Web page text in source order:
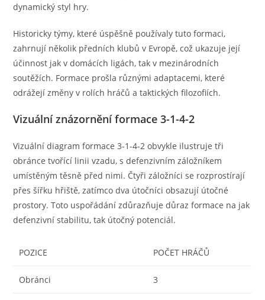
dynamický styl hry.
Historicky týmy, které úspěšně používaly tuto formaci,
zahrnují několik předních klubů v Evropě, což ukazuje její
účinnost jak v domácích ligách, tak v mezinárodních
soutěžích. Formace prošla různými adaptacemi, které
odrážejí změny v rolích hráčů a taktických filozofiích.
Vizuální znázornění formace 3-1-4-2
Vizuální diagram formace 3-1-4-2 obvykle ilustruje tři
obránce tvořící linii vzadu, s defenzivním záložníkem
umístěným těsně před nimi. Čtyři záložníci se rozprostírají
přes šířku hřiště, zatímco dva útočníci obsazují útočné
prostory. Toto uspořádání zdůrazňuje důraz formace na jak
defenzivní stabilitu, tak útočný potenciál.
POZICE POČET HRÁČŮ
Obránci 3